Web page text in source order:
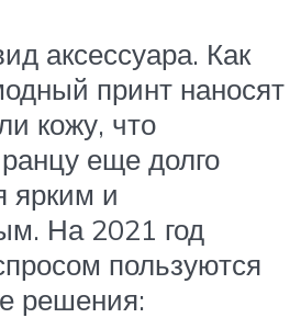
аксессуара. Как
принт наносят
кожу, что
еще долго
ярким и
На 2021 год
пользуются
решения: